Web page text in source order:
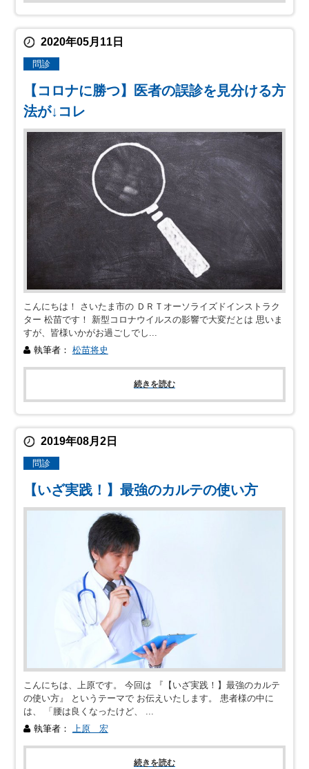
2020年05月11日
問診
【コロナに勝つ】医者の誤診を見分ける方
法が↓コレ
こんにちは！ さいたま市の ＤＲＴオーソライズドインストラク
ター 松苗です！ 新型コロナウイルスの影響で大変だとは 思いま
すが、皆様いかがお過ごしでし...
執筆者： 松苗将史
続きを読む
2019年08月2日
問診
【いざ実践！】最強のカルテの使い方
こんにちは、上原です。 今回は 『【いざ実践！】最強のカルテ
の使い方』 というテーマで お伝えいたします。 患者様の中に
は、 「腰は良くなったけど、 ...
執筆者： 上原 宏
続きを読む